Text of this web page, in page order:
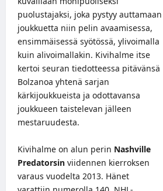
puolustajaksi, joka pystyy auttamaan
joukkuetta niin pelin avaamisessa,
ensimmäisessä syötössä, ylivoimalla
kuin alivoimallakin. Kivihalme itse
kertoi seuran tiedotteessa pitävänsä
Bolzanoa yhtenä sarjan
kärkijoukkueista ja odottavansa
joukkueen taistelevan jälleen
mestaruudesta.
Kivihalme on alun perin Nashville
Predatorsin viidennen kierroksen
varaus vuodelta 2013. Hänet